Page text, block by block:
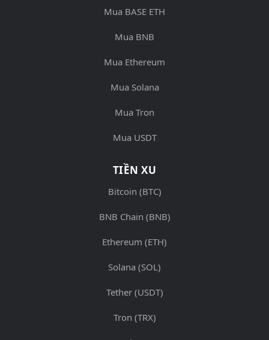
Mua BASE ETH
Mua BNB
Mua Ethereum
Mua Solana
Mua Tron
Mua USDT
TIỀN XU
Bitcoin (BTC)
BNB Chain (BNB)
Ethereum (ETH)
Solana (SOL)
Tether (USDT)
Tron (TRX)